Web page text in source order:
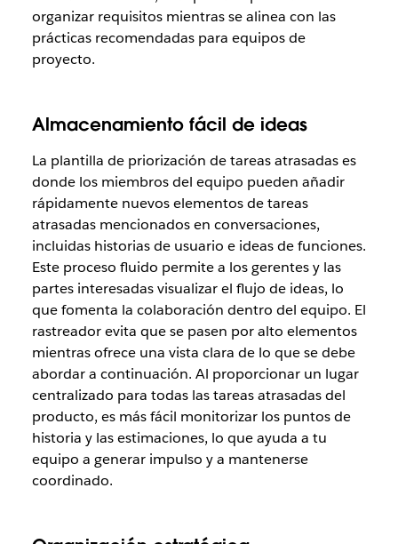
organizar requisitos mientras se alinea con las
prácticas recomendadas para equipos de
proyecto.
Almacenamiento fácil de ideas
La plantilla de priorización de tareas atrasadas es
donde los miembros del equipo pueden añadir
rápidamente nuevos elementos de tareas
atrasadas mencionados en conversaciones,
incluidas historias de usuario e ideas de funciones.
Este proceso fluido permite a los gerentes y las
partes interesadas visualizar el flujo de ideas, lo
que fomenta la colaboración dentro del equipo. El
rastreador evita que se pasen por alto elementos
mientras ofrece una vista clara de lo que se debe
abordar a continuación. Al proporcionar un lugar
centralizado para todas las tareas atrasadas del
producto, es más fácil monitorizar los puntos de
historia y las estimaciones, lo que ayuda a tu
equipo a generar impulso y a mantenerse
coordinado.